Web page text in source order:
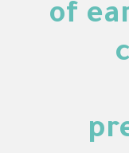
of